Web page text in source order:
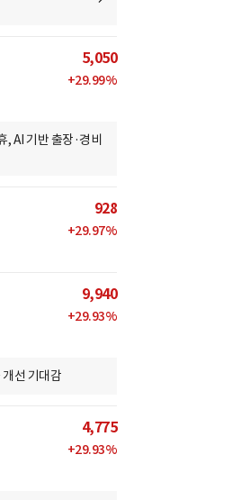
5,050
+29.99%
, AI 기반 출장·경비
928
+29.97%
9,940
+29.93%
선 기대감
4,775
+29.93%